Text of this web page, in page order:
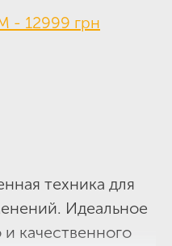
техника для
Идеальное
качественного
- 12999 грн